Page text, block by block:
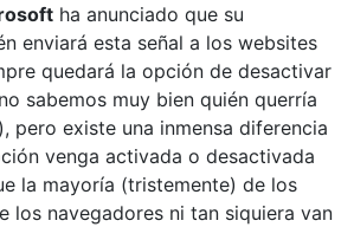
ha anunciado que su
enviará esta señal a los websites
quedará la opción de desactivar
sabemos muy bien quién querría
pero existe una inmensa diferencia
venga activada o desactivada
la mayoría (tristemente) de los
los navegadores ni tan siquiera van